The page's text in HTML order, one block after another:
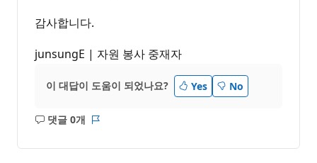
감사합니다.
junsungE | 자원 봉사 중재자
이 대답이 도움이 되었나요? Yes No
댓글 0개
설